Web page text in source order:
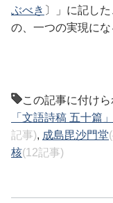
ぶべき 〕」に記し
の、一つの実現にな
この記事に付け
「文語詩稿 五十篇」
記事), 成島毘沙門堂
核(12記事)